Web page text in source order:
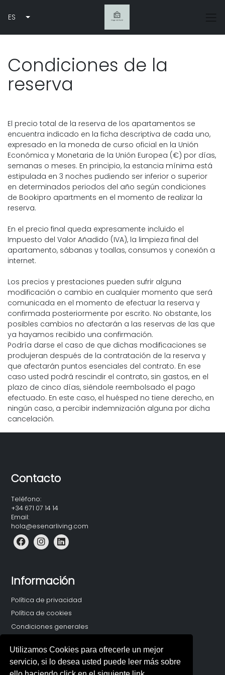
Utilizamos Cookies para ofrecerle un mejor
servicio, si lo desea usted puede leer más sobre
ES
Condiciones de la
reserva
El precio total de la reserva de los apartamentos se
encuentra indicado en la ficha descriptiva de cada uno,
expresado en la moneda de curso oficial en la Unión
Económica y Monetaria de la Unión Europea (€) por días,
semanas o meses. En principio, la estancia mínima está
estipulada en 3 noches pudiendo ser inferior o superior
en determinados periodos del año según condiciones
de Bookipro apartments en el momento de realizar la
reserva.
En el precio final queda expresamente incluido el
Impuesto del Valor Añadido (IVA), la limpieza final del
apartamento, sábanas y toallas, consumos y conexión a
internet.
Los precios y prestaciones pueden sufrir alguna
modificación o cambio en cualquier momento que será
comunicada en el momento de efectuar la reserva y
confirmada posteriormente por escrito. No obstante, los
posibles cambios no afectarán a las reservas de las que
ya hayamos recibido una confirmación.
Podría darse el caso de que dichas modificaciones se
produjeran después de la contratación de la reserva y
que afectarán puntos esenciales del contrato. En ese
caso usted podrá rescindir el contrato, sin gastos, en el
plazo de cinco días, siéndole reembolsado el pago
efectuado. En este caso, el huésped no tiene derecho, en
ningún caso, a percibir indemnización alguna por dicha
cancelación.
Contacto
Teléfono:
+34 671 07 14 14
Email:
hola@esenarliving.com
Información
Política de privacidad
Política de cookies
Condiciones generales